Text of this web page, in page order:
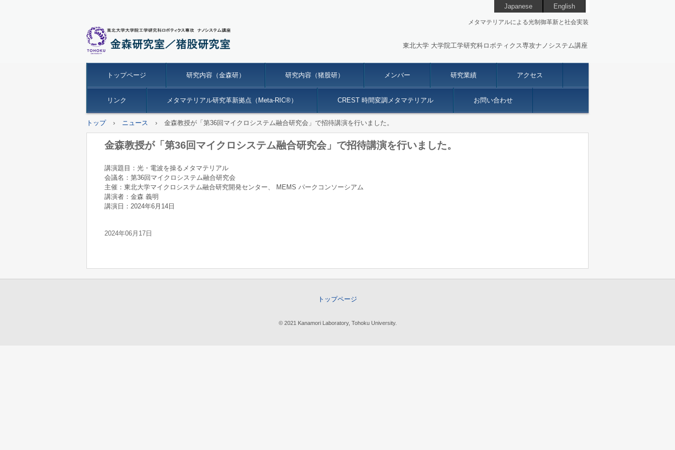
Japanese English
メタマテリアルによる光制御革新と社会実装
東北大学 大学院工学研究科ロボティクス専攻ナノシステム講座
トップページ 研究内容（金森研） 研究内容（猪股研） メンバー 研究業績 アクセス
リンク メタマテリアル研究革新拠点（Meta-RIC®） CREST 時間変調メタマテリアル お問い合わせ
トップ › ニュース › 金森教授が「第36回マイクロシステム融合研究会」で招待講演を行いました。
金森教授が「第36回マイクロシステム融合研究会」で招待講演を行いました。
講演題目：光・電波を操るメタマテリアル
会議名：第36回マイクロシステム融合研究会
主催：東北大学マイクロシステム融合研究開発センター、 MEMS パークコンソーシアム
講演者：金森 義明
講演日：2024年6月14日
2024年06月17日
トップページ
© 2021 Kanamori Laboratory, Tohoku University.